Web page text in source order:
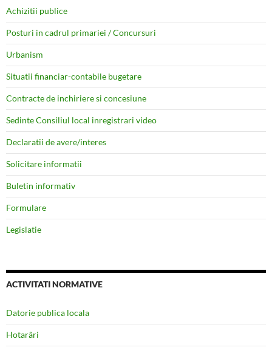
Achizitii publice
Posturi in cadrul primariei / Concursuri
Urbanism
Situatii financiar-contabile bugetare
Contracte de inchiriere si concesiune
Sedinte Consiliul local inregistrari video
Declaratii de avere/interes
Solicitare informatii
Buletin informativ
Formulare
Legislatie
ACTIVITATI NORMATIVE
Datorie publica locala
Hotarâri